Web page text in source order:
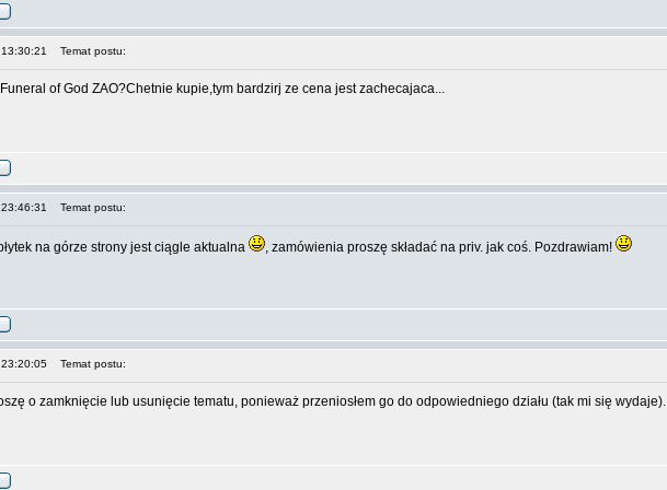
Temat postu:
of God ZAO?Chetnie kupie,tym bardzirj ze cena jest zachecajaca...
Temat postu:
na górze strony jest ciągle aktualna , zamówienia proszę składać na priv. jak coś. Pozdrawiam!
23:20:05 Temat postu:
o zamknięcie lub usunięcie tematu, ponieważ przeniosłem go do odpowiedniego działu (tak mi się wydaje).